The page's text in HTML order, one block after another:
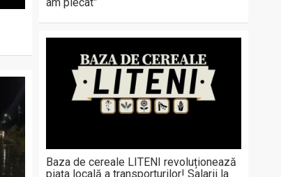
Baza de cereale LITENI revoluționează
piața locală a transporturilor! Salarii la